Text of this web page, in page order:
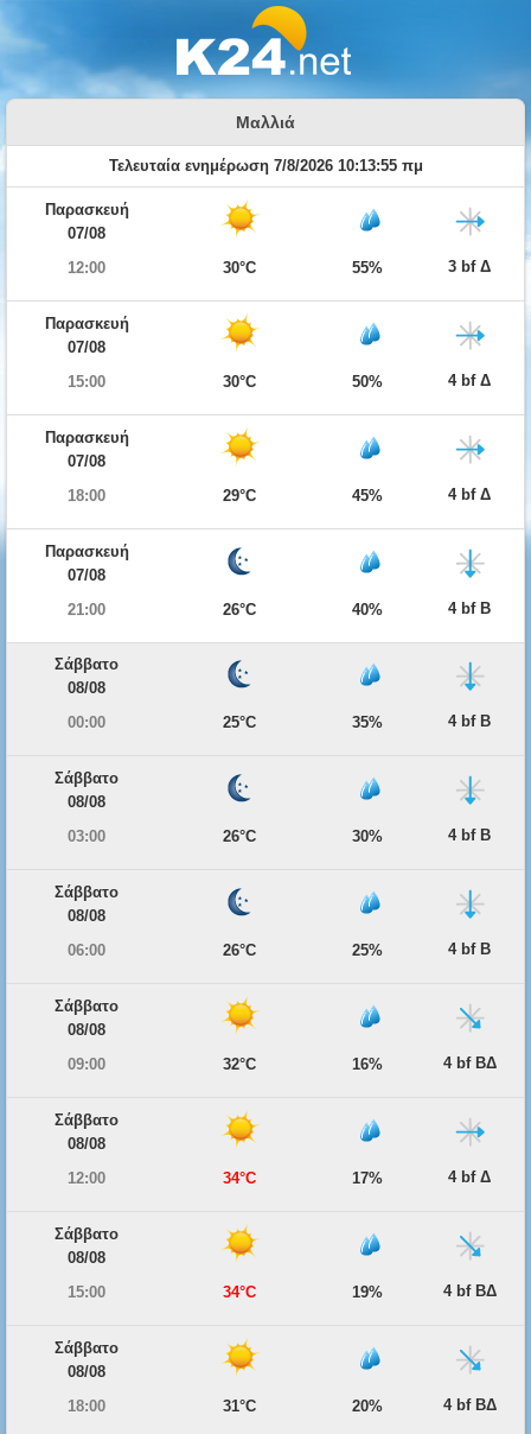
Μαλλιά
Τελευταία ενημέρωση 7/8/2026 10:13:55 πμ
Παρασκευή
07/08
12:00
30°C 55% 3 bf Δ
Παρασκευή
07/08
15:00
30°C 50% 4 bf Δ
Παρασκευή
07/08
18:00
29°C 45% 4 bf Δ
Παρασκευή
07/08
21:00
26°C 40% 4 bf Β
Σάββατο
08/08
00:00
25°C 35% 4 bf Β
Σάββατο
08/08
03:00
26°C 30% 4 bf Β
Σάββατο
08/08
06:00
26°C 25% 4 bf Β
Σάββατο
08/08
09:00
32°C 16% 4 bf ΒΔ
Σάββατο
08/08
12:00
34°C 17% 4 bf Δ
Σάββατο
08/08
15:00
34°C 19% 4 bf ΒΔ
Σάββατο
08/08
18:00
31°C 20% 4 bf ΒΔ